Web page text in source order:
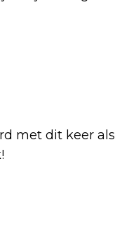
met dit keer als